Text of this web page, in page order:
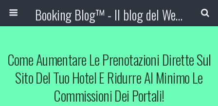
Booking Blog™ - Il blog del Web Marketing Turistico
Come Aumentare Le Prenotazioni Dirette Sul
Sito Del Tuo Hotel E Ridurre Al Minimo Le
Commissioni Dei Portali!